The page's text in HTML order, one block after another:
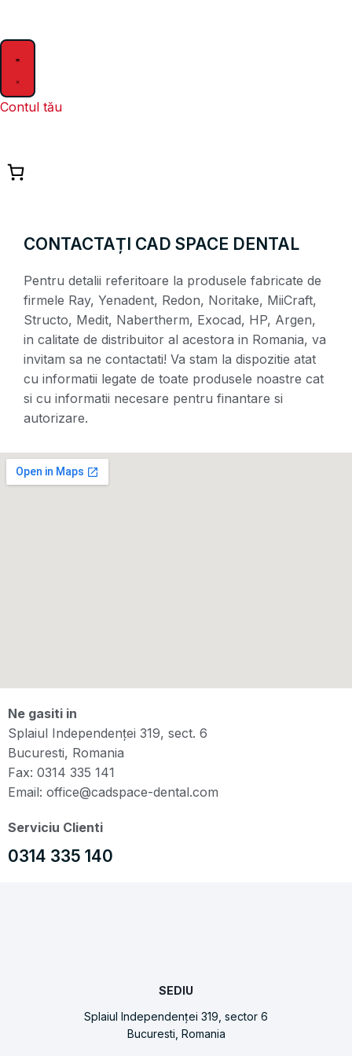
Contul tău
CONTACTAȚI CAD SPACE DENTAL
Pentru detalii referitoare la produsele fabricate de
firmele Ray, Yenadent, Redon, Noritake, MiiCraft,
Structo, Medit, Nabertherm, Exocad, HP, Argen,
in calitate de distribuitor al acestora in Romania, va
invitam sa ne contactati! Va stam la dispozitie atat
cu informatii legate de toate produsele noastre cat
si cu informatii necesare pentru finantare si
autorizare.
Ne gasiti in
Splaiul Independenței 319, sect. 6
Bucuresti, Romania
Fax: 0314 335 141
Email: office@cadspace-dental.com
Serviciu Clienti
0314 335 140
SEDIU
Splaiul Independenței 319, sector 6
Bucuresti, Romania